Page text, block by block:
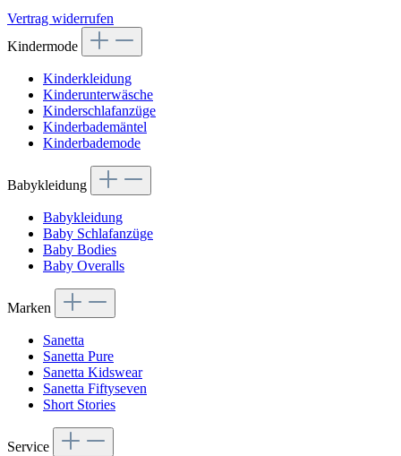
Vertrag widerrufen
Kindermode
Kinderkleidung
Kinderunterwäsche
Kinderschlafanzüge
Kinderbademäntel
Kinderbademode
Babykleidung
Babykleidung
Baby Schlafanzüge
Baby Bodies
Baby Overalls
Marken
Sanetta
Sanetta Pure
Sanetta Kidswear
Sanetta Fiftyseven
Short Stories
Service